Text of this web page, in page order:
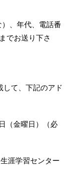
）、年代、電話番
でお送り下さ
して、下記のアド
金曜日）（必
習センター